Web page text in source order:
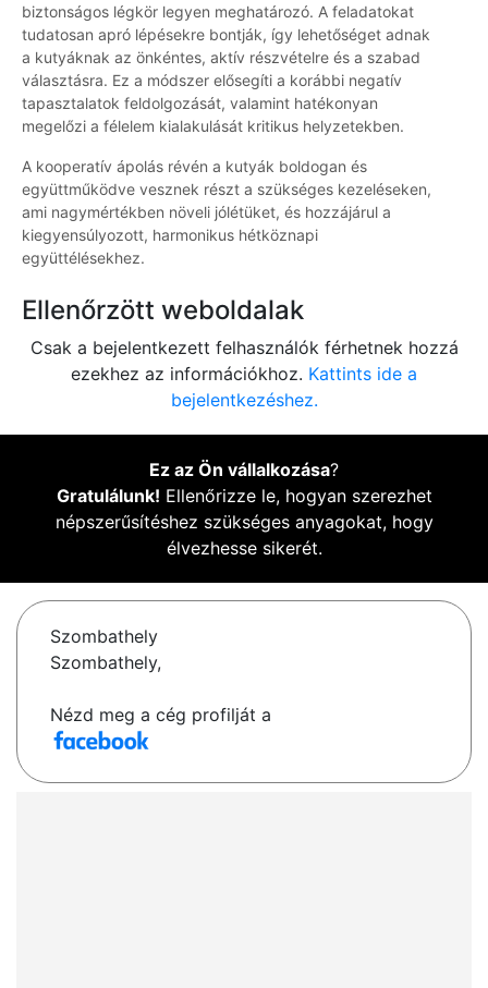
biztonságos légkör legyen meghatározó. A feladatokat
tudatosan apró lépésekre bontják, így lehetőséget adnak
a kutyáknak az önkéntes, aktív részvételre és a szabad
választásra. Ez a módszer elősegíti a korábbi negatív
tapasztalatok feldolgozását, valamint hatékonyan
megelőzi a félelem kialakulását kritikus helyzetekben.
A kooperatív ápolás révén a kutyák boldogan és
együttműködve vesznek részt a szükséges kezeléseken,
ami nagymértékben növeli jólétüket, és hozzájárul a
kiegyensúlyozott, harmonikus hétköznapi
együttélésekhez.
Ellenőrzött weboldalak
Csak a bejelentkezett felhasználók férhetnek hozzá
ezekhez az információkhoz. Kattints ide a
bejelentkezéshez.
Ez az Ön vállalkozása?
Gratulálunk! Ellenőrizze le, hogyan szerezhet
népszerűsítéshez szükséges anyagokat, hogy
élvezhesse sikerét.
Szombathely
Szombathely,
Nézd meg a cég profilját a